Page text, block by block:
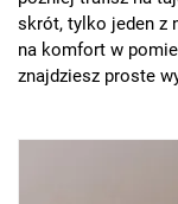
skrót, tylko jeden z
na komfort w
znajdziesz proste